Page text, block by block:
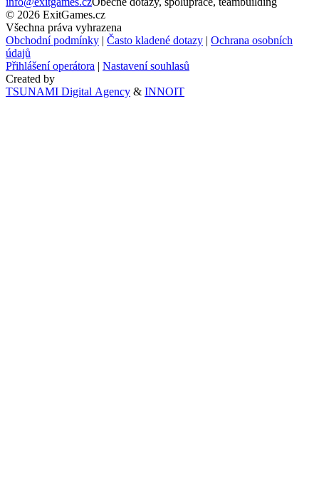
© 2026 ExitGames.cz
Všechna práva vyhrazena
Obchodní podmínky | Často kladené dotazy | Ochrana osobních
údajů
Přihlášení operátora | Nastavení souhlasů
Created by
TSUNAMI Digital Agency & INNOIT